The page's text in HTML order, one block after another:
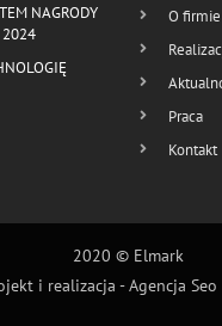
NAGRODY
2024
O firmie
Praca
Kontakt
2020 © Elmark
i realizacja -Agencja